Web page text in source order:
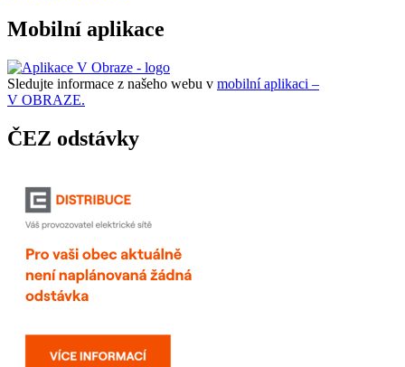
Mobilní aplikace
Sledujte informace z našeho webu v mobilní aplikaci –
V OBRAZE.
ČEZ odstávky